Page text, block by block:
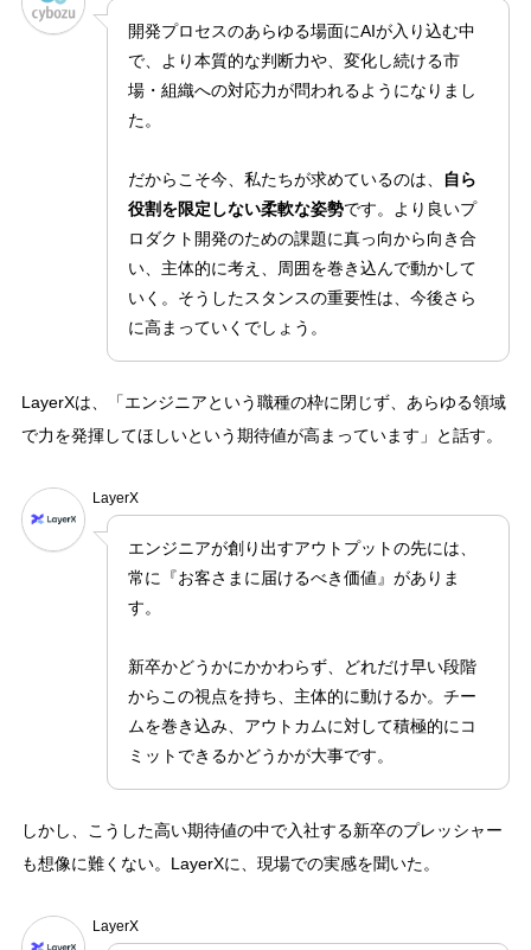
開発プロセスのあらゆる場面にAIが入り込む中
で、より本質的な判断力や、変化し続ける市
場・組織への対応力が問われるようになりまし
た。
だからこそ今、私たちが求めているのは、
自ら
役割を限定しない柔軟な姿勢です。より良いプ
ロダクト開発のための課題に真っ向から向き合
い、主体的に考え、周囲を巻き込んで動かして
いく。そうしたスタンスの重要性は、今後さら
に高まっていくでしょう。
LayerXは、「エンジニアという職種の枠に閉じず、あらゆる領域
で力を発揮してほしいという期待値が高まっています」と話す。
LayerX
エンジニアが創り出すアウトプットの先には、
常に『お客さまに届けるべき価値』がありま
す。
新卒かどうかにかかわらず、どれだけ早い段階
からこの視点を持ち、主体的に動けるか。チー
ムを巻き込み、アウトカムに対して積極的にコ
ミットできるかどうかが大事です。
しかし、こうした高い期待値の中で入社する新卒のプレッシャー
も想像に難くない。LayerXに、現場での実感を聞いた。
LayerX